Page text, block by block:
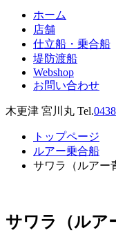
ホーム
店舗
仕立船・乗合船
堤防渡船
Webshop
お問い合わせ
木更津 宮川丸 Tel.
トップページ
ルアー乗合船
サワラ（ルアー
サワラ（ルア